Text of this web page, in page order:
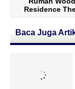
Residence
Baca Juga